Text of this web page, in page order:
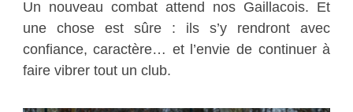
Un nouveau combat attend nos Gaillacois. Et
une chose est sûre : ils s’y rendront avec
confiance, caractère… et l’envie de continuer à
faire vibrer tout un club.